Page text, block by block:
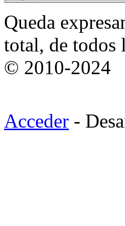
Queda
total, de todos
© 2010-2024
Acceder -